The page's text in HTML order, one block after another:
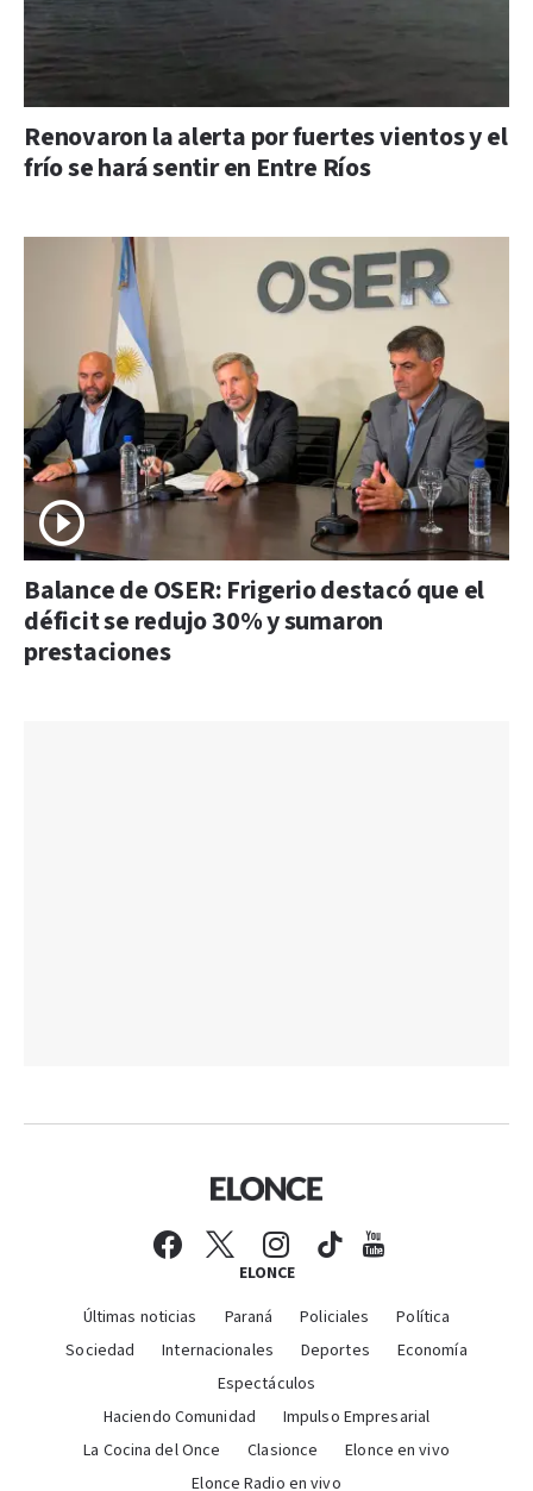
Renovaron la alerta por fuertes vientos y el
frío se hará sentir en Entre Ríos
Balance de OSER: Frigerio destacó que el
déficit se redujo 30% y sumaron
prestaciones
ELONCE
Últimas noticias Paraná Policiales
Política
Sociedad
Internacionales Deportes
Economía
Espectáculos
Haciendo Comunidad
Impulso Empresarial
La Cocina del Once
Clasionce
Elonce en vivo
Elonce Radio en vivo